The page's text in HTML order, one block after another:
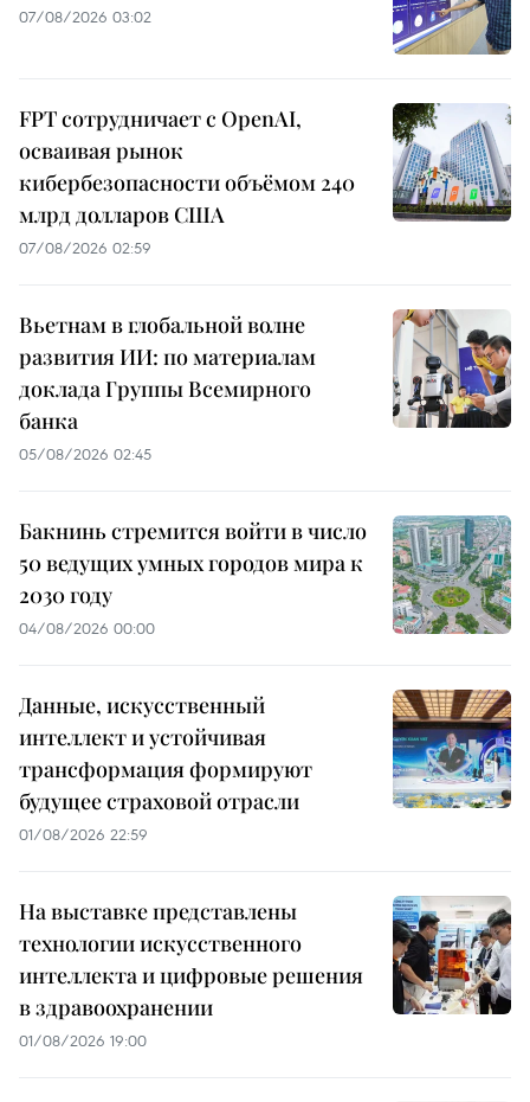
07/08/2026 03:02
FPT сотрудничает с OpenAI,
осваивая рынок
кибербезопасности объёмом 240
млрд долларов США
07/08/2026 02:59
Вьетнам в глобальной волне
развития ИИ: по материалам
доклада Группы Всемирного
банка
05/08/2026 02:45
Бакнинь стремится войти в число
50 ведущих умных городов мира к
2030 году
04/08/2026 00:00
Данные, искусственный
интеллект и устойчивая
трансформация формируют
будущее страховой отрасли
01/08/2026 22:59
На выставке представлены
технологии искусственного
интеллекта и цифровые решения
в здравоохранении
01/08/2026 19:00